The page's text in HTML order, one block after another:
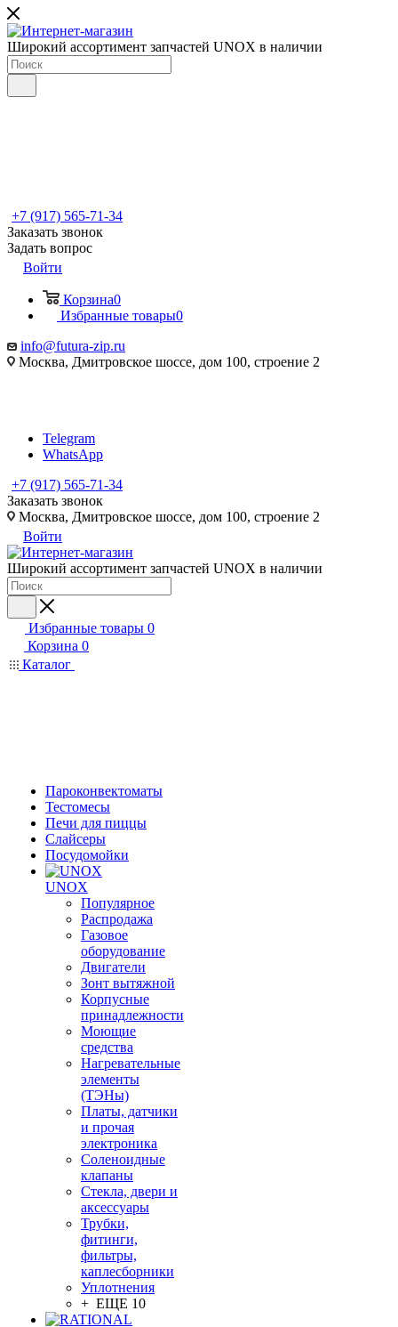
Широкий ассортимент запчастей UNOX в наличии
+7 (917) 565-71-34
Заказать звонок
Задать вопрос
Войти
Корзина0
Избранные товары0
info@futura-zip.ru
Москва, Дмитровское шоссе, дом 100, строение 2
Telegram
WhatsApp
+7 (917) 565-71-34
Заказать звонок
Москва, Дмитровское шоссе, дом 100, строение 2
Войти
Широкий ассортимент запчастей UNOX в наличии
Избранные товары 0
Корзина 0
Каталог
Пароконвектоматы
Тестомесы
Печи для пиццы
Слайсеры
Посудомойки
UNOX
Популярное
Распродажа
Газовое
оборудование
Двигатели
Зонт вытяжной
Корпусные
принадлежности
Моющие
средства
Нагревательные
элементы
(ТЭНы)
Платы, датчики
и прочая
электроника
Соленоидные
клапаны
Стекла, двери и
аксессуары
Трубки,
фитинги,
фильтры,
каплесборники
Уплотнения
+ ЕЩЕ 10